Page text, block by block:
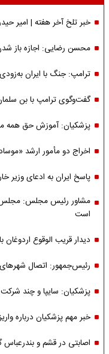
خبر تلخ آخر هفته | امیر
محسن رضایی: اجازه باز
ترامپ: جنگ با ایران
گفت‌وگوی ترامپ با بن سلمان
پزشکیان: آموزش حق همه
اخراج دو مأمور ارشد
پاسخ ایران به ادعای وزیر
مشاور رئیس مجلس: مجلس
است
دیدار قریب الوقوع
رئیس‌جمهور: اتصال شهرهای
پزشکیان: سایپا و چند
خبر مهم پزشکیان درباره
اصابتی در قشم و بندرعباس